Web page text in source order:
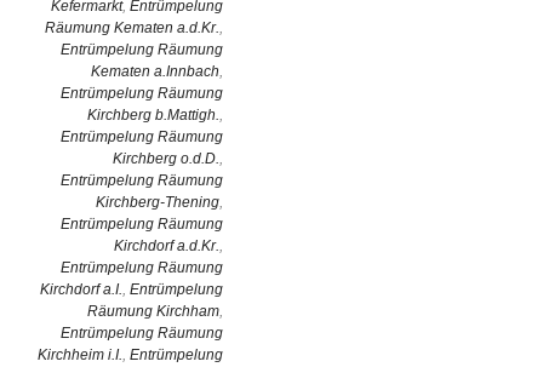
Kefermarkt, Entrümpelung
Räumung Kematen a.d.Kr.,
Entrümpelung Räumung
Kematen a.Innbach,
Entrümpelung Räumung
Kirchberg b.Mattigh.,
Entrümpelung Räumung
Kirchberg o.d.D.,
Entrümpelung Räumung
Kirchberg-Thening,
Entrümpelung Räumung
Kirchdorf a.d.Kr.,
Entrümpelung Räumung
Kirchdorf a.I., Entrümpelung
Räumung Kirchham,
Entrümpelung Räumung
Kirchheim i.I., Entrümpelung